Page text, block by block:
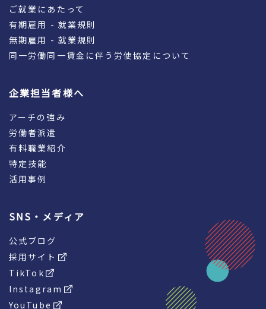
ご就業にあたって
有期雇用 - 就業規則
無期雇用 - 就業規則
同一労働同一賃金に伴う労使協定について
企業担当者様へ
アーチの強み
労働者派遣
有料職業紹介
特定技能
活用事例
SNS・メディア
公式ブログ
採用サイト
TikTok
Instagram
YouTube